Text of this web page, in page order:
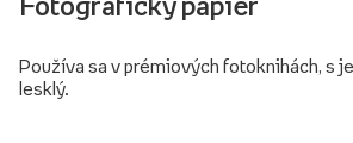
Fotografický papier
Používa sa v prémiových fotoknihách, s
lesklý.